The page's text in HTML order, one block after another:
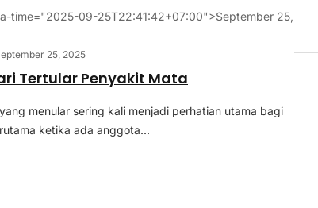
time="2025-09-25T22:41:42+07:00">September 25,
25, 2025
Tertular Penyakit Mata
menular sering kali menjadi perhatian utama bagi
ketika ada anggota...